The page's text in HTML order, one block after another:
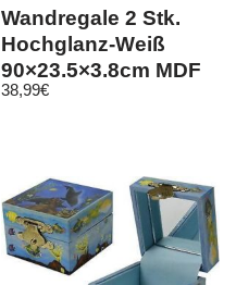
Wandregale 2 Stk.
Hochglanz-Weiß
90×23,5×3,8cm MDF
38,99€